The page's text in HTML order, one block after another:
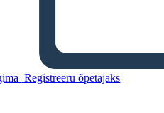
Registreeru õpetajaks
Cronologia